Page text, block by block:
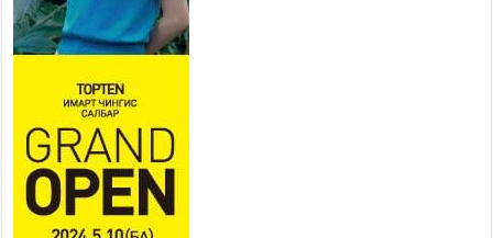
2026 оны 7 сар 15 / 11 цаг 41 минут
Нийслэлийн Эрүүл мэндийн газраас 45 баг
2026 оны 7 сар 15 / 11 цаг 30 минут
Хүчит бөхийн барилдааны тавын даваа
үргэлжилж байна
2026 оны 7 сар 15 / 11 цаг 26 минут
Төв цэнгэлдэх орчмын цэвэрлэгээ, үйлчилгээнд
161 ажилтан, 27 техниктэй ажиллаж байна